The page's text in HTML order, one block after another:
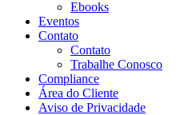
Ebooks
Eventos
Contato
Contato
Trabalhe Conosco
Compliance
Área do Cliente
Aviso de Privacidade